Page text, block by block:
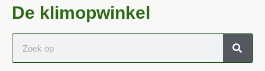
De klimopwinkel